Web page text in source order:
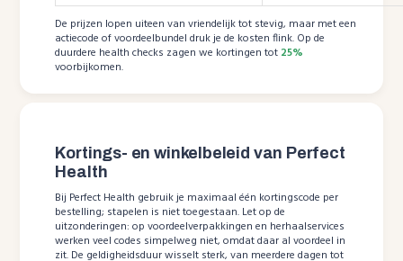
De prijzen lopen uiteen van vriendelijk tot stevig, maar met een
actiecode of voordeelbundel druk je de kosten flink. Op de
duurdere health checks zagen we kortingen tot 25%
voorbijkomen.
Kortings- en winkelbeleid van Perfect
Health
Bij Perfect Health gebruik je maximaal één kortingscode per
bestelling; stapelen is niet toegestaan. Let op de
uitzonderingen: op voordeelverpakkingen en herhaalservices
werken veel codes simpelweg niet, omdat daar al voordeel in
zit. De geldigheidsduur wisselt sterk, van meerdere dagen tot